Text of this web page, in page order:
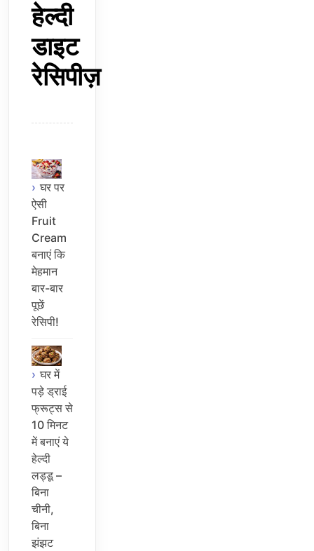
हेल्दी
डाइट
रेसिपीज़
घर पर
ऐसी
Fruit
Cream
बनाएं कि
मेहमान
बार-बार
पूछें
रेसिपी!
घर में
पड़े ड्राई
फ्रूट्स से
10 मिनट
में बनाएं ये
हेल्दी
लड्डू –
बिना
चीनी,
बिना
झंझट